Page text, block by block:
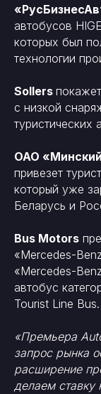
автобусов
которых был
технологии
Sollers
с низкой
туристических
ОАО
привезет
который уже
Беларусь и
Bus Motors
«Mercedes-
«Mercedes-
автобус
Tourist Line Bus.
«Премьера
запрос рынка
расширение
делаем ставку